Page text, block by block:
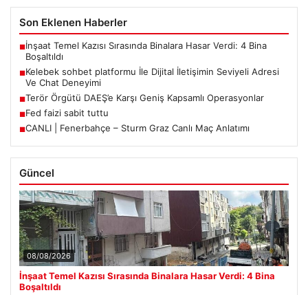
Son Eklenen Haberler
■İnşaat Temel Kazısı Sırasında Binalara Hasar Verdi: 4 Bina
Boşaltıldı
■Kelebek sohbet platformu İle Dijital İletişimin Seviyeli Adresi
Ve Chat Deneyimi
■Terör Örgütü DAEŞ’e Karşı Geniş Kapsamlı Operasyonlar
■Fed faizi sabit tuttu
■CANLI | Fenerbahçe – Sturm Graz Canlı Maç Anlatımı
Güncel
08/08/2026
İnşaat Temel Kazısı Sırasında Binalara Hasar Verdi: 4 Bina
Boşaltıldı